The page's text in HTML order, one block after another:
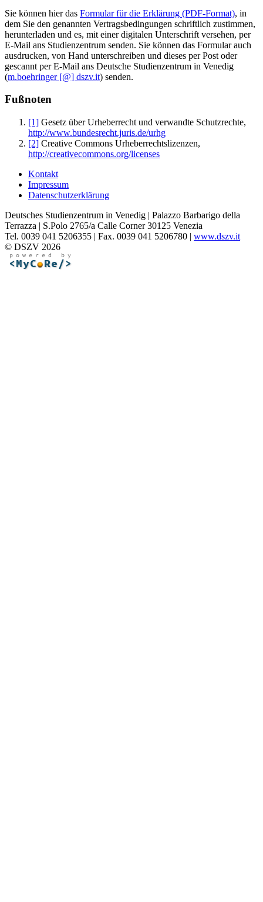
Sie können hier das Formular für die Erklärung (PDF-Format), in
dem Sie den genannten Vertragsbedingungen schriftlich zustimmen,
herunterladen und es, mit einer digitalen Unterschrift versehen, per
E-Mail ans Studienzentrum senden. Sie können das Formular auch
ausdrucken, von Hand unterschreiben und dieses per Post oder
gescannt per E-Mail ans Deutsche Studienzentrum in Venedig
(m.boehringer [@] dszv.it) senden.
Fußnoten
[1] Gesetz über Urheberrecht und verwandte Schutzrechte,
http://www.bundesrecht.juris.de/urhg
[2] Creative Commons Urheberrechtslizenzen,
http://creativecommons.org/licenses
Kontakt
Impressum
Datenschutzerklärung
Deutsches Studienzentrum in Venedig | Palazzo Barbarigo della
Terrazza | S.Polo 2765/a Calle Corner 30125 Venezia
Tel. 0039 041 5206355 | Fax. 0039 041 5206780 | www.dszv.it
© DSZV 2026